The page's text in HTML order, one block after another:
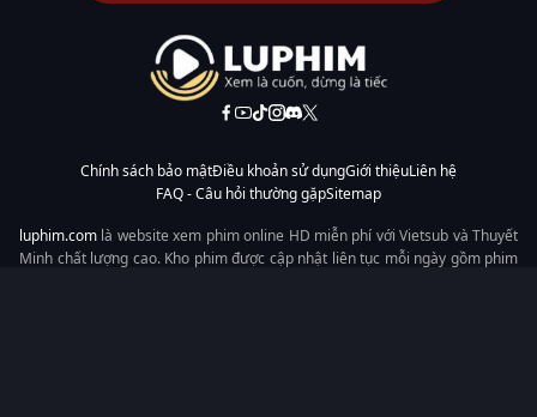
Chính sách bảo mậtĐiều khoản sử dụngGiới thiệuLiên hệ
FAQ - Câu hỏi thường gặpSitemap
luphim.com là website xem phim online HD miễn phí với Vietsub và Thuyết
Minh chất lượng cao. Kho phim được cập nhật liên tục mỗi ngày gồm phim